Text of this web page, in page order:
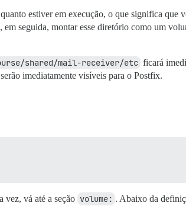
estiver em execução, o que significa que
seguida, montar esse diretório como um
shared/mail-receiver/etc ficará
imediatamente visíveis para o Postfix.
vez, vá até a seção volume: . Abaixo da